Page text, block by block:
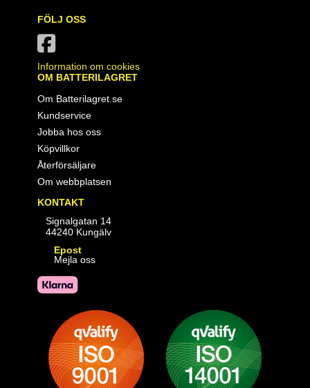
FÖLJ OSS
Information om cookies
OM BATTERILAGRET
Om Batterilagret.se
Kundservice
Jobba hos oss
Köpvillkor
Återförsäljare
Om webbplatsen
KONTAKT
Signalgatan 14
44240 Kungälv
Epost
Mejla oss